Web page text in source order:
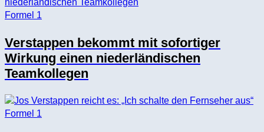
Formel 1
Verstappen bekommt mit sofortiger
Wirkung einen niederländischen
Teamkollegen
Formel 1